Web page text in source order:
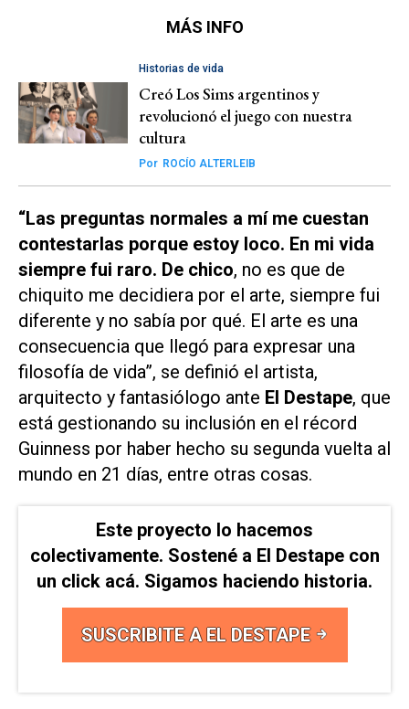
MÁS INFO
Historias de vida
Creó Los Sims argentinos y
revolucionó el juego con nuestra
cultura
Por ROCÍO ALTERLEIB
“Las preguntas normales a mí me cuestan
contestarlas porque estoy loco. En mi vida
siempre fui raro. De chico, no es que de
chiquito me decidiera por el arte, siempre fui
diferente y no sabía por qué. El arte es una
consecuencia que llegó para expresar una
filosofía de vida”, se definió el artista,
arquitecto y fantasiólogo ante El Destape, que
está gestionando su inclusión en el récord
Guinness por haber hecho su segunda vuelta al
mundo en 21 días, entre otras cosas.
Este proyecto lo hacemos
colectivamente. Sostené a El Destape con
un click acá. Sigamos haciendo historia.
SUSCRIBITE A EL DESTAPE